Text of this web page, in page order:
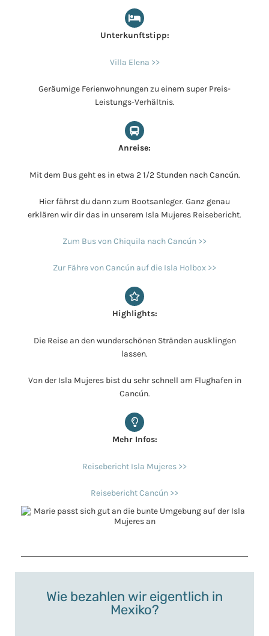
Unterkunftstipp:
Villa Elena >>
Geräumige Ferienwohnungen zu einem super Preis-
Leistungs-Verhältnis.
Anreise:
Mit dem Bus geht es in etwa 2 1/2 Stunden nach Cancún.
Hier fährst du dann zum Bootsanleger. Ganz genau
erklären wir dir das in unserem Isla Mujeres Reisebericht.
Zum Bus von Chiquila nach Cancún >>
Zur Fähre von Cancún auf die Isla Holbox >>
Highlights:
Die Reise an den wunderschönen Stränden ausklingen
lassen.
Von der Isla Mujeres bist du sehr schnell am Flughafen in
Cancún.
Mehr Infos:
Reisebericht Isla Mujeres >>
Reisebericht Cancún >>
Wie bezahlen wir eigentlich in
Mexiko?